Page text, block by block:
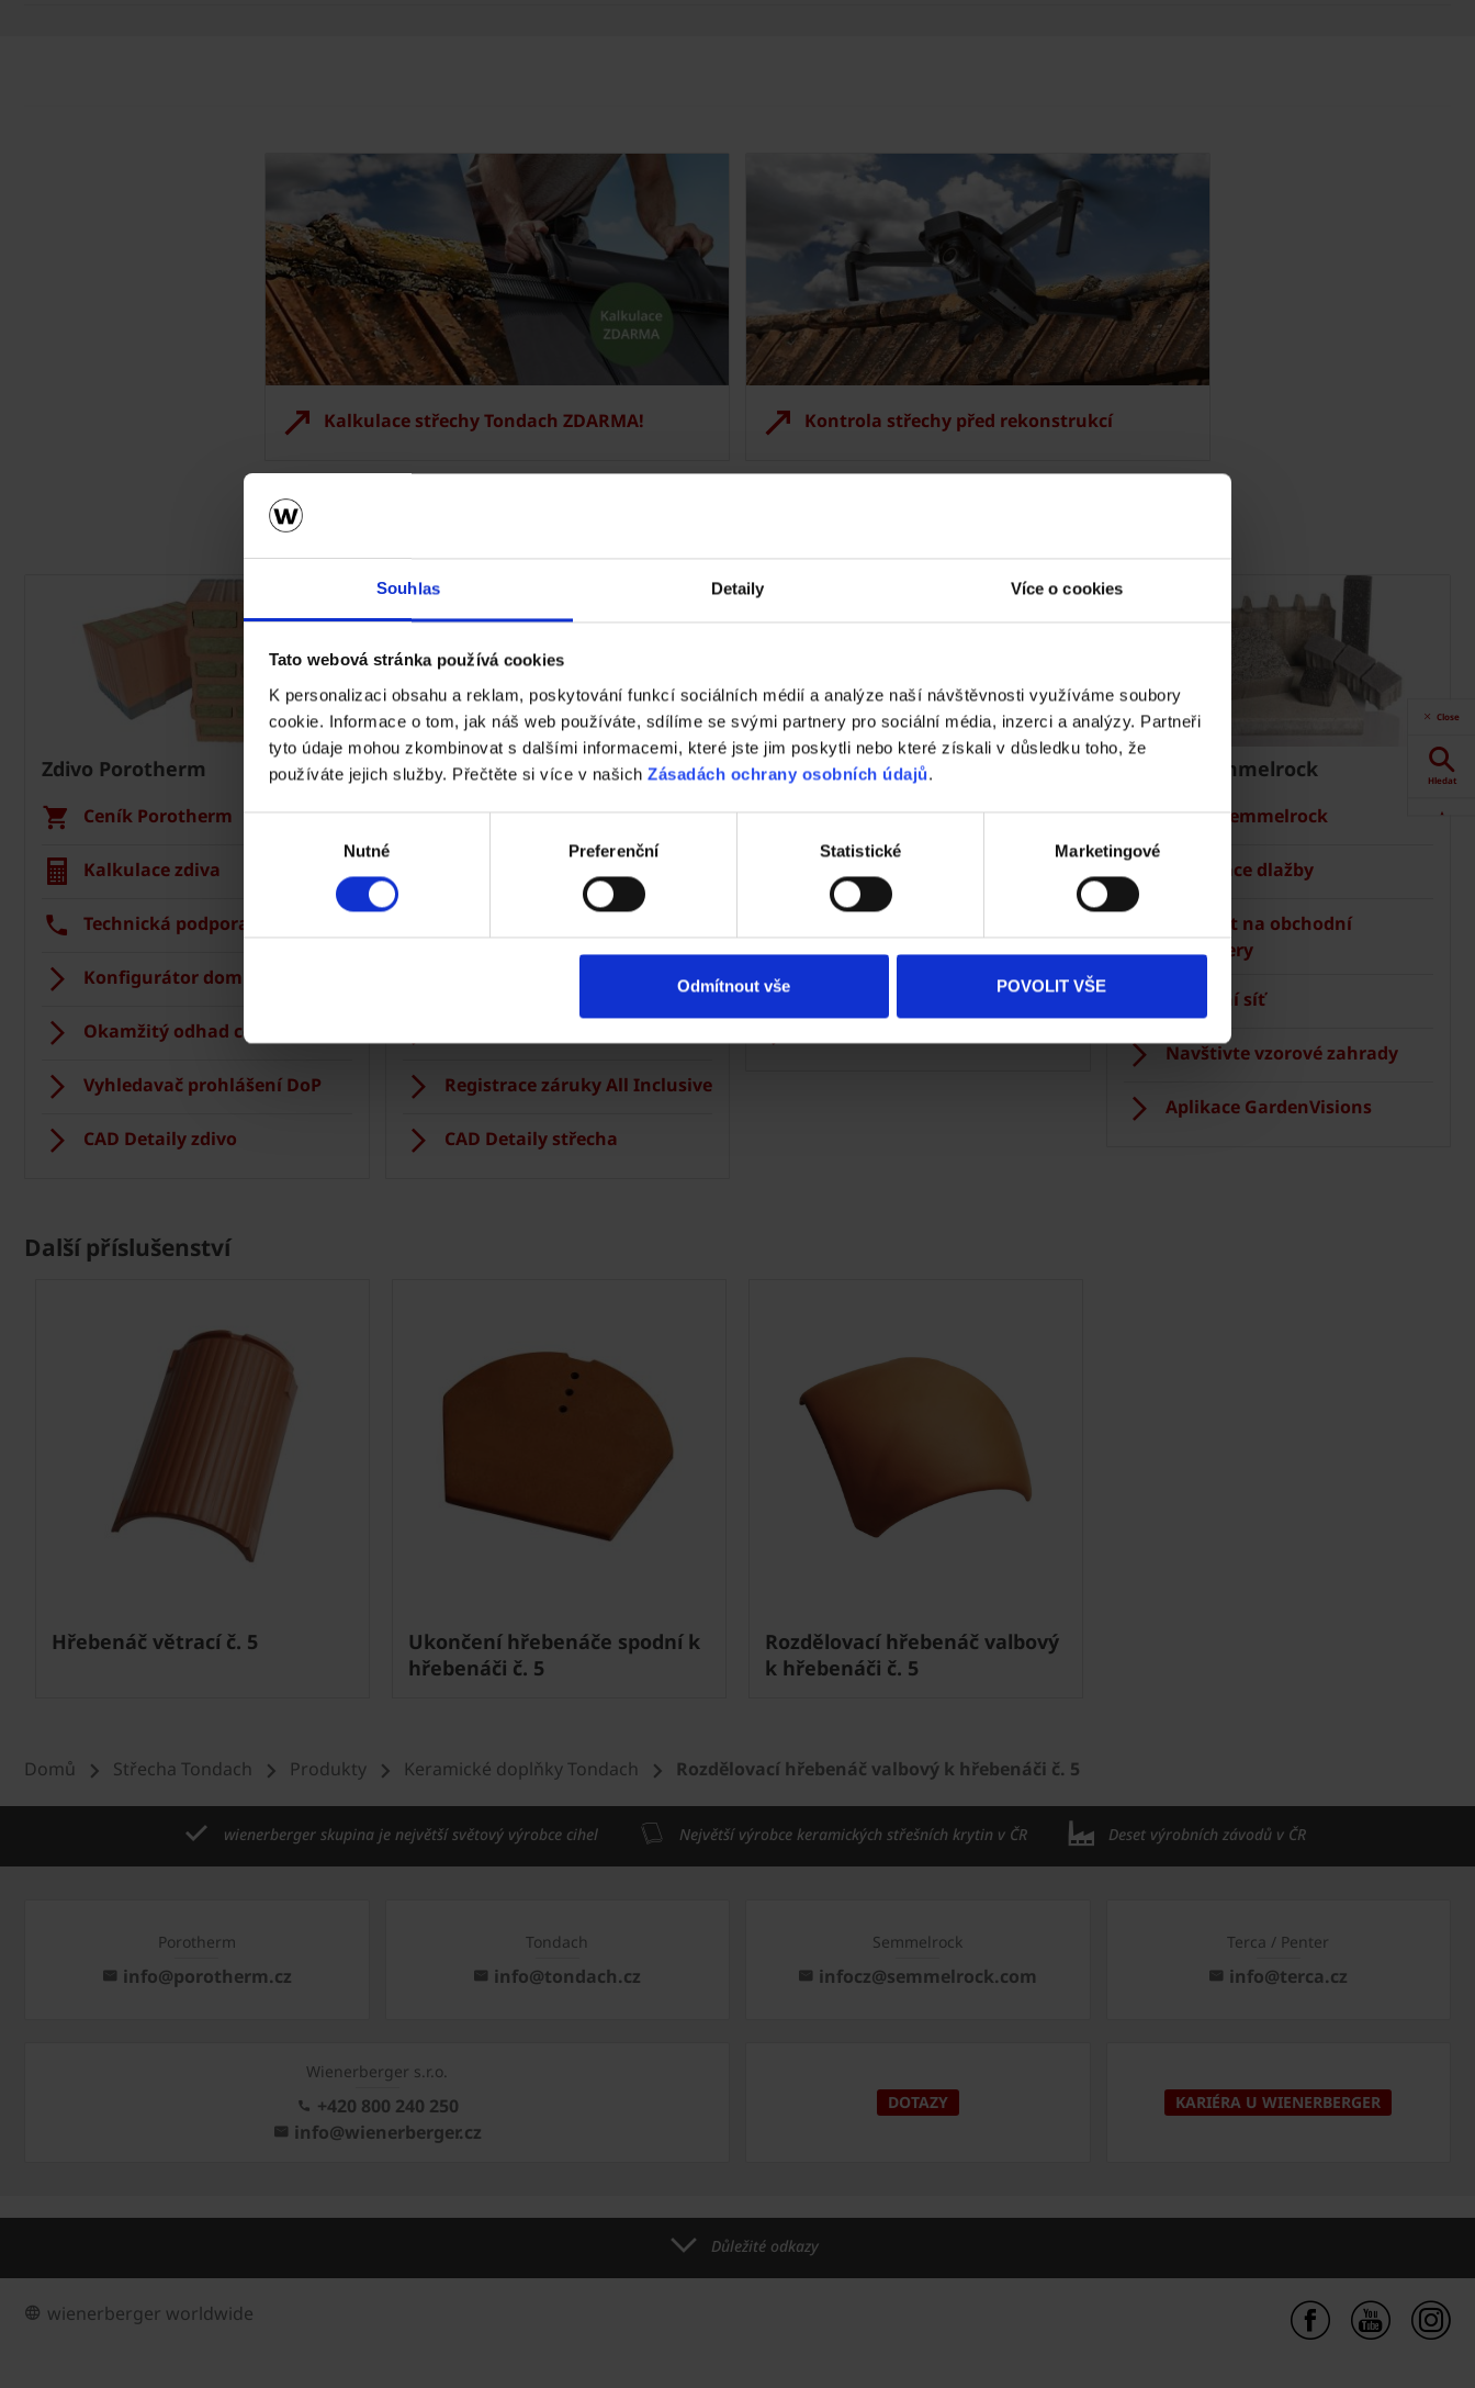
Souhlas Detaily Více o cookies
Tato webová stránka používá cookies
K personalizaci obsahu a reklam, poskytování funkcí sociálních médií a analýze naší návštěvnosti využíváme soubory
cookie. Informace o tom, jak náš web používáte, sdílíme se svými partnery pro sociální média, inzerci a analýzy. Partneři
tyto údaje mohou zkombinovat s dalšími informacemi, které jste jim poskytli nebo které získali v důsledku toho, že
používáte jejich služby. Přečtěte si více v našich Zásadách ochrany osobních údajů.
Nutné Preferenční Statistické Marketingové
Odmítnout vše POVOLIT VŠE
Kalkulace střechy Tondach ZDARMA! Kontrola střechy před rekonstrukcí
Zdivo Porotherm
Ceník Porotherm
Kalkulace zdiva
Technická podpora
Konfigurátor domu
Okamžitý odhad ceny stropu
Vyhledavač prohlášení DoP
CAD Detaily zdivo
Střecha Tondach
Ceník Tondach
Registrace záruky All Inclusive
CAD Detaily střecha
Fasáda Terca
Ceník Terca
Dlažba Semmelrock
Ceník Semmelrock
Kalkulace dlažby
Kontakt na obchodní
manažery
Prodejní síť
Navštivte vzorové zahrady
Aplikace GardenVisions
Další příslušenství
Hřebenáč větrací č. 5
Ukončení hřebenáče spodní k
hřebenáči č. 5
Rozdělovací hřebenáč valbový
k hřebenáči č. 5
Close
Hledat
Domů Střecha Tondach Produkty Keramické doplňky Tondach Rozdělovací hřebenáč valbový k hřebenáči č. 5
wienerberger skupina je největší světový výrobce cihel Největší výrobce keramických střešních krytin v ČR Deset výrobních závodů v ČR
Porotherm
info@porotherm.cz
Tondach
info@tondach.cz
Semmelrock
infocz@semmelrock.com
Terca / Penter
info@terca.cz
Wienerberger s.r.o.
+420 800 240 250
info@wienerberger.cz
DOTAZY KARIÉRA U WIENERBERGER
Důležité odkazy
wienerberger worldwide